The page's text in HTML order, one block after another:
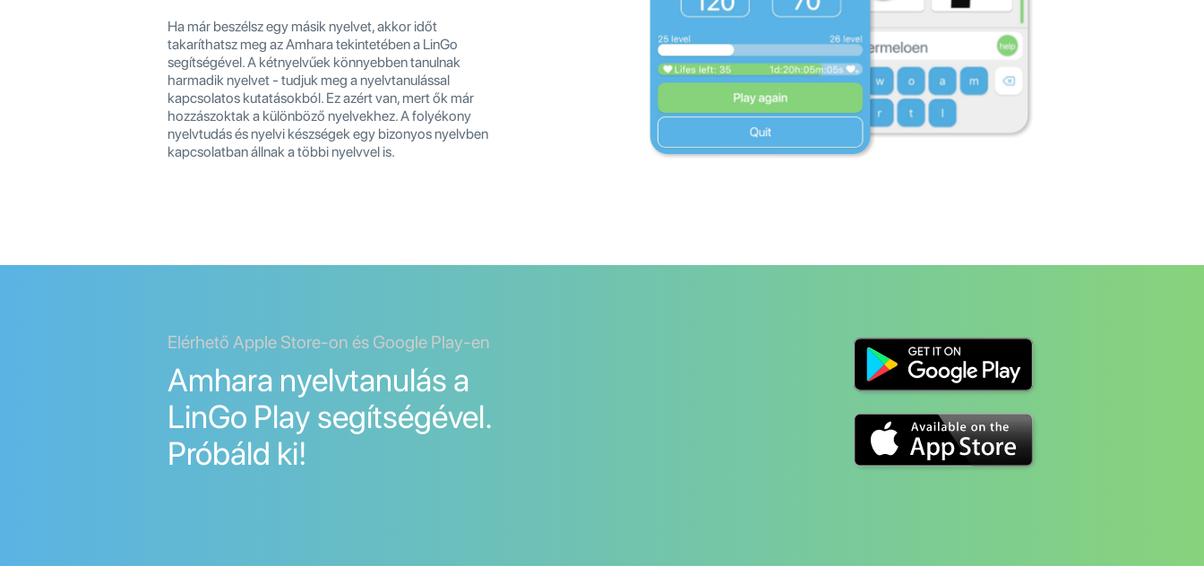
Ha már beszélsz egy másik nyelvet, akkor időt
takaríthatsz meg az Amhara tekintetében a LinGo
segítségével. A kétnyelvűek könnyebben tanulnak
harmadik nyelvet - tudjuk meg a nyelvtanulással
kapcsolatos kutatásokból. Ez azért van, mert ők már
hozzászoktak a különböző nyelvekhez. A folyékony
nyelvtudás és nyelvi készségek egy bizonyos nyelvben
kapcsolatban állnak a többi nyelvvel is.
Elérhető Apple Store-on és Google Play-en
Amhara nyelvtanulás a
LinGo Play segítségével.
Próbáld ki!